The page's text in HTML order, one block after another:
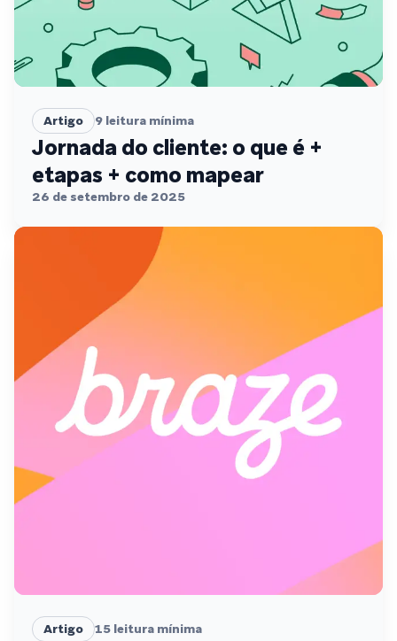
Artigo 9 leitura mínima
Jornada do cliente: o que é +
etapas + como mapear
26 de setembro de 2025
Artigo 15 leitura mínima